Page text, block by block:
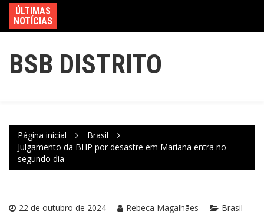
ÚLTIMAS
NOTÍCIAS
BSB DISTRITO
Página inicial
Brasil
Julgamento da BHP por desastre em Mariana entra no
segundo dia
22 de outubro de 2024 Rebeca Magalhães Brasil